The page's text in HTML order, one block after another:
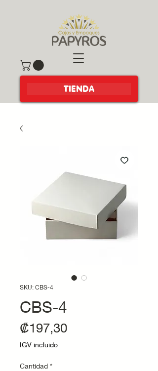
TIENDA
SKU: CBS-4
CBS-4
₡197,30Precio
IGV incluido
Cantidad *